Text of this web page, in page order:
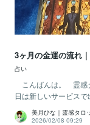
3ヶ月の金運の流れ
占い
こんばんは。 霊感
日は新しいサービス
美月ひな｜霊感タロ
2026/02/08 09:29